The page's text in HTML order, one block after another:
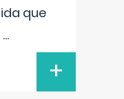
que
...
+